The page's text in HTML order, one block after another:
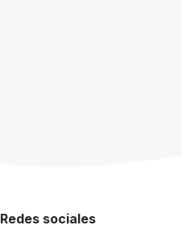
Redes sociales